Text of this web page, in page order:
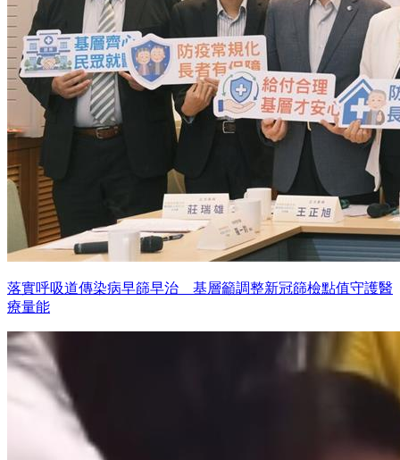
落實呼吸道傳染病早篩早治 基層籲調整新冠篩檢點值守護醫
療量能